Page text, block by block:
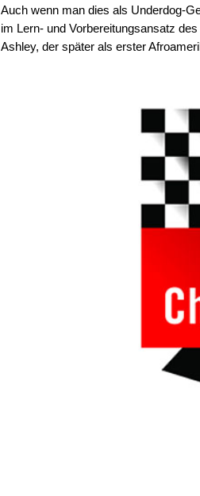
Auch wenn man dies als Underdog-
im Lern- und Vorbereitungsansatz
Ashley, der später als erster